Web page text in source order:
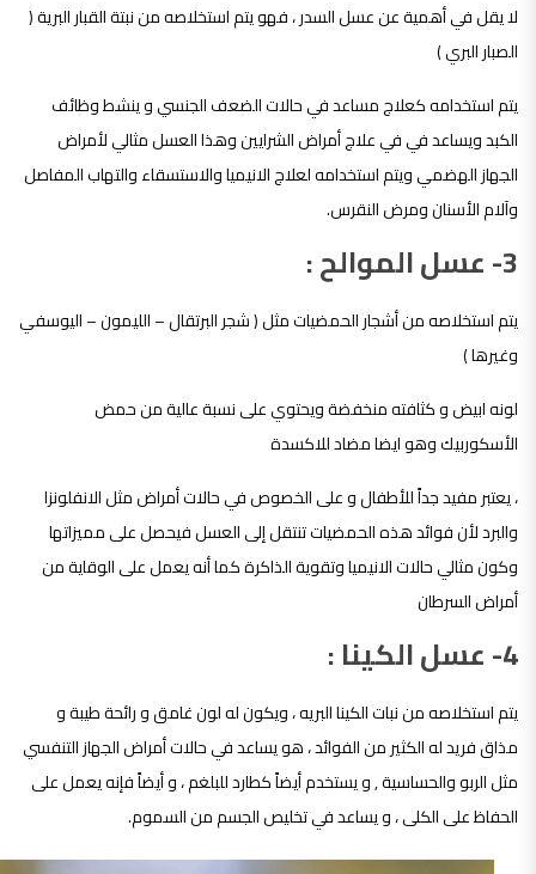
لا يقل في أهمية عن عسل السدر ، فهو يتم استخلاصه من نبتة القبار البرية (
الصبار البري )
يتم استخدامه كعلاج مساعد في حالات الضعف الجنسي و ينشط وظائف
الكبد ويساعد في في علاج أمراض الشرايين وهذا العسل مثالي لأمراض
الجهاز الهضمي ويتم استخدامه لعلاج الانيميا والاستسقاء والتهاب المفاصل
وآلام الأسنان ومرض النقرس.
3- عسل الموالح :
يتم استخلاصه من أشجار الحمضيات مثل ( شجر البرتقال – الليمون – اليوسفي
وغيرها )
لونه ابيض و كثافته منخفضة ويحتوي على نسبة عالية من حمض
الأسكوربيك وهو ايضا مضاد للاكسدة
، يعتبر مفيد جداً للأطفال و على الخصوص في حالات أمراض مثل الانفلونزا
والبرد لأن فوائد هذه الحمضيات تنتقل إلى العسل فيحصل على مميزاتها
وكون مثالي حالات الانيميا وتقوية الذاكرة كما أنه يعمل على الوقاية من
أمراض السرطان
4- عسل الكينا :
يتم استخلاصه من نبات الكينا البريه ، ويكون له لون غامق و رائحة طيبة و
مذاق فريد له الكثير من الفوائد ، هو يساعد في حالات أمراض الجهاز التنفسي
مثل الربو والحساسية , و يستخدم أيضاً كطارد للبلغم ، و أيضاً فإنه يعمل على
الحفاظ على الكلى ، و يساعد في تخليص الجسم من السموم.